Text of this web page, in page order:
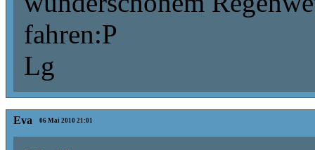
fahren:P
Lg
Eva 06 Mai 2010 21:01